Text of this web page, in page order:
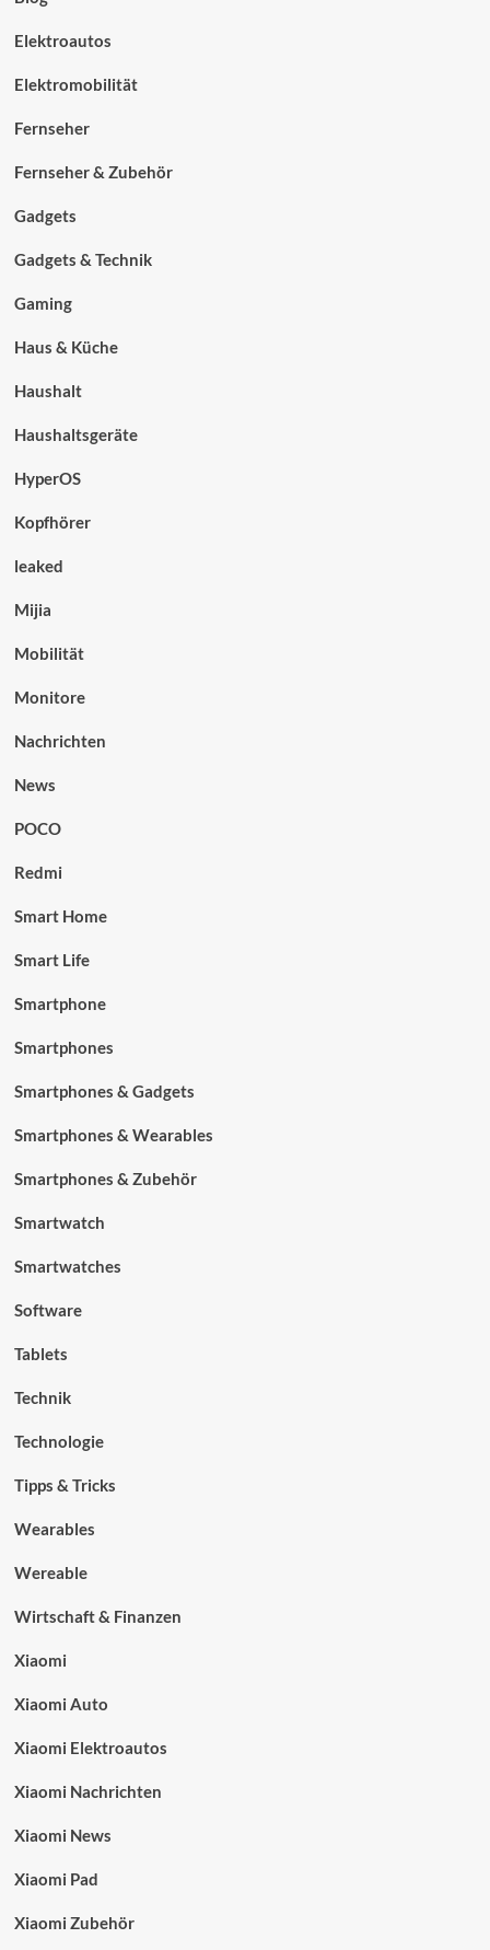
Elektroautos
Elektromobilität
Fernseher
Fernseher & Zubehör
Gadgets
Gadgets & Technik
Gaming
Haus & Küche
Haushalt
Haushaltsgeräte
HyperOS
Kopfhörer
leaked
Mijia
Mobilität
Monitore
Nachrichten
News
POCO
Redmi
Smart Home
Smart Life
Smartphone
Smartphones
Smartphones & Gadgets
Smartphones & Wearables
Smartphones & Zubehör
Smartwatch
Smartwatches
Software
Tablets
Technik
Technologie
Tipps & Tricks
Wearables
Wereable
Wirtschaft & Finanzen
Xiaomi
Xiaomi Auto
Xiaomi Elektroautos
Xiaomi Nachrichten
Xiaomi News
Xiaomi Pad
Xiaomi Zubehör